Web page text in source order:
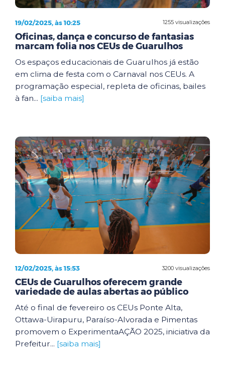
1255 visualizações
19/02/2025, às 10:25
Oficinas, dança e concurso de fantasias
marcam folia nos CEUs de Guarulhos
Os espaços educacionais de Guarulhos já estão
em clima de festa com o Carnaval nos CEUs. A
programação especial, repleta de oficinas, bailes
à fan... [saiba mais]
3200 visualizações
12/02/2025, às 15:53
CEUs de Guarulhos oferecem grande
variedade de aulas abertas ao público
Até o final de fevereiro os CEUs Ponte Alta,
Ottawa-Uirapuru, Paraíso-Alvorada e Pimentas
promovem o ExperimentaAÇÃO 2025, iniciativa da
Prefeitur... [saiba mais]